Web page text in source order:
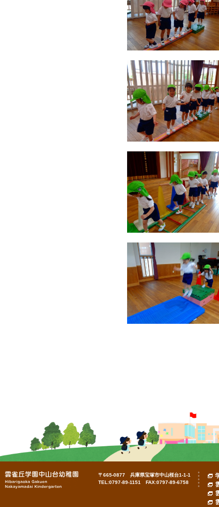
〒665-0877 兵庫県宝塚市中山桜台1-1-1
TEL:0797-89-1151 FAX:0797-89-6758